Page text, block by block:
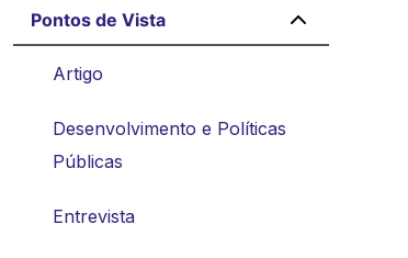
Pontos de Vista
Artigo
Desenvolvimento e Políticas
Públicas
Entrevista